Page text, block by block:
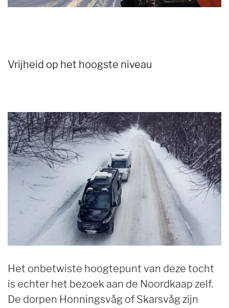
Vrijheid op het hoogste niveau
Het onbetwiste hoogtepunt van deze tocht
is echter het bezoek aan de Noordkaap zelf.
De dorpen Honningsvåg of Skarsvåg zijn